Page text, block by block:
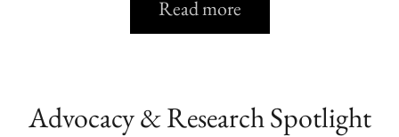
Read more
Advocacy & Research Spotlight